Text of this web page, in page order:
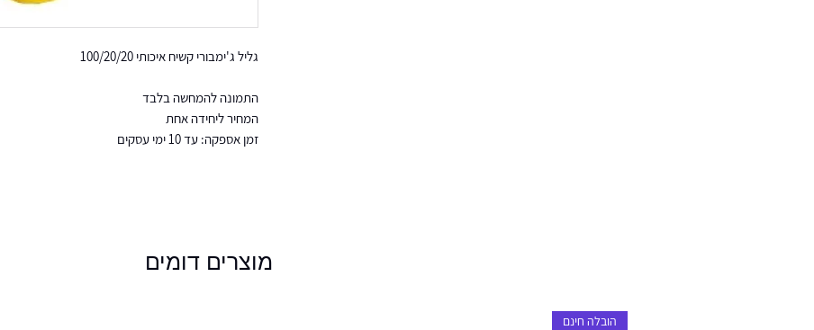
גליל ג'ימבורי קשיח איכותי 100/20/20
התמונה להמחשה בלבד
המחיר ליחידה אחת
זמן אספקה: עד 10 ימי עסקים
מוצרים דומים
הובלה חינם